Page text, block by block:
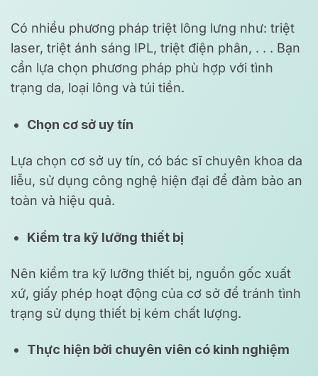
Có nhiều phương pháp triệt lông lưng như: triệt
laser, triệt ánh sáng IPL, triệt điện phân, . . . Bạn
cần lựa chọn phương pháp phù hợp với tình
trạng da, loại lông và túi tiền.
Chọn cơ sở uy tín
Lựa chọn cơ sở uy tín, có bác sĩ chuyên khoa da
liễu, sử dụng công nghệ hiện đại để đảm bảo an
toàn và hiệu quả.
Kiểm tra kỹ lưỡng thiết bị
Nên kiểm tra kỹ lưỡng thiết bị, nguồn gốc xuất
xứ, giấy phép hoạt động của cơ sở để tránh tình
trạng sử dụng thiết bị kém chất lượng.
Thực hiện bởi chuyên viên có kinh nghiệm